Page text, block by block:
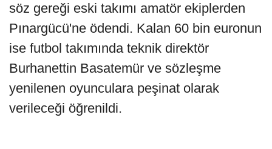
söz gereği eski takımı amatör ekiplerden
Pınargücü'ne ödendi. Kalan 60 bin euronun
ise futbol takımında teknik direktör
Burhanettin Basatemür ve sözleşme
yenilenen oyunculara peşinat olarak
verileceği öğrenildi.